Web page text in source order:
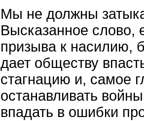
Мы не должны
Высказанное слово,
призыва к насилию,
дает обществу
стагнацию и, самое
останавливать
впадать в ошибки